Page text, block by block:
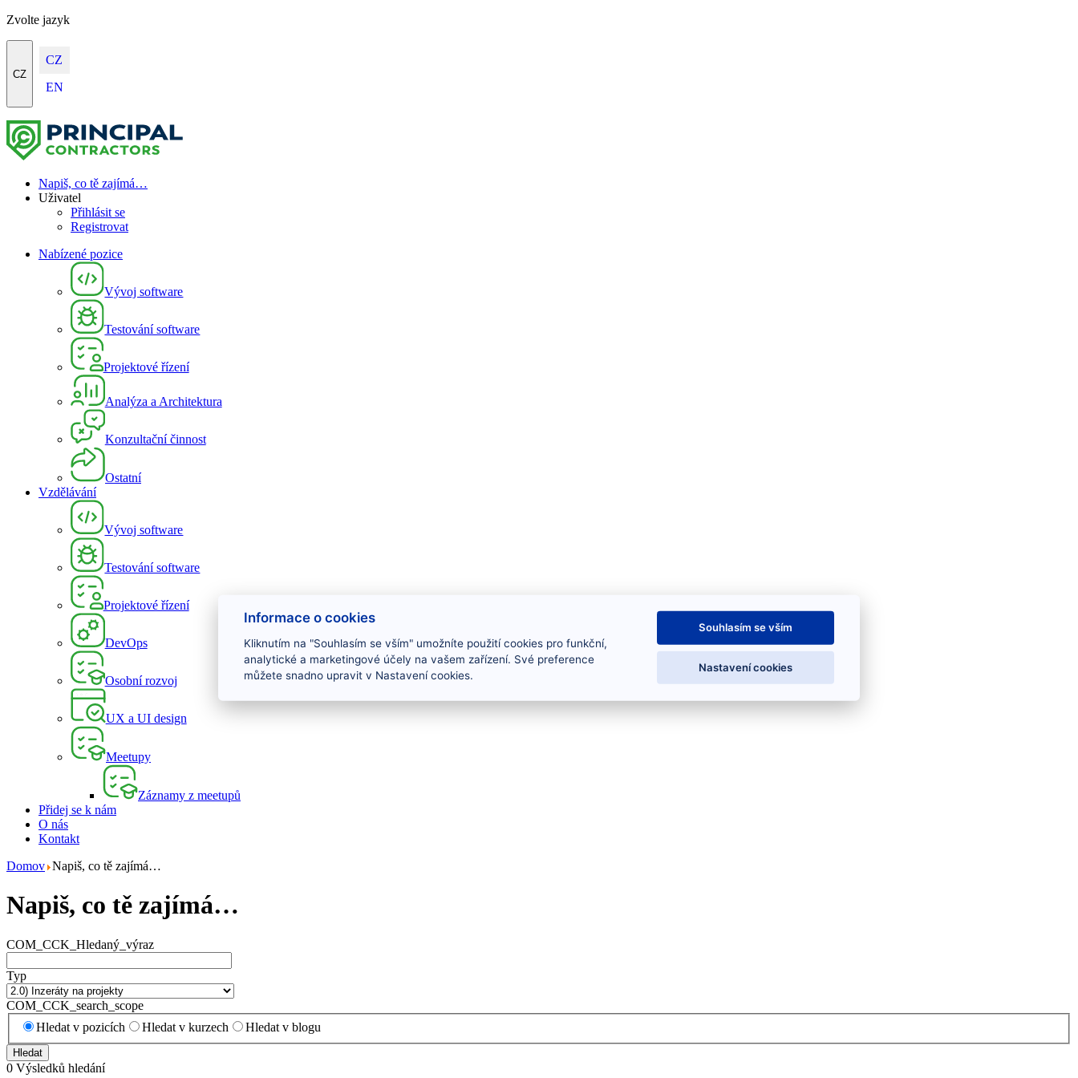
Zvolte jazyk
CZ
CZ
EN
Napiš, co tě zajímá…
Uživatel
Přihlásit se
Registrovat
Nabízené pozice
Vývoj software
Testování software
Projektové řízení
Analýza a Architektura
Konzultační činnost
Ostatní
Vzdělávání
Vývoj software
Testování software
Projektové řízení
DevOps
Osobní rozvoj
UX a UI design
Meetupy
Záznamy z meetupů
Přidej se k nám
O nás
Kontakt
Domov Napiš, co tě zajímá…
Napiš, co tě zajímá…
COM_CCK_Hledaný_výraz
Typ
COM_CCK_search_scope
Hledat v pozicích
Hledat v kurzech Hledat v blogu
Hledat
0 Výsledků hledání
Informace o cookies
Kliknutím na "Souhlasím se vším" umožníte použití cookies pro funkční,
analytické a marketingové účely na vašem zařízení. Své preference
můžete snadno upravit v Nastavení cookies.
Souhlasím se vším
Nastavení cookies